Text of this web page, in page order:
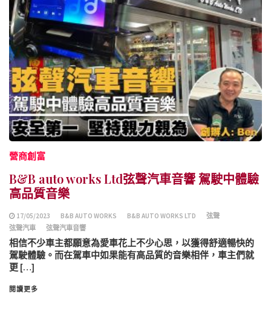
營商創富
B&B auto works Ltd弦聲汽車音響 駕駛中體驗
高品質音樂
17/05/2023 B&B AUTO WORKS B&B AUTO WORKS LTD
弦聲
弦聲汽車
弦聲汽車音響
相信不少車主都願意為愛車花上不少心思，以獲得舒適暢快的
駕駛體驗。而在駕車中如果能有高品質的音樂相伴，車主們就
更 […]
閱讀更多